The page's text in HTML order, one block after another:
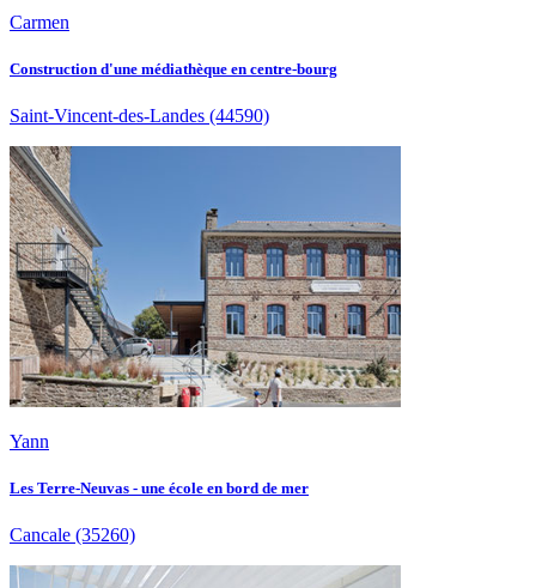
Carmen
Construction d'une médiathèque en centre-bourg
Saint-Vincent-des-Landes (44590)
Yann
Les Terre-Neuvas - une école en bord de mer
Cancale (35260)